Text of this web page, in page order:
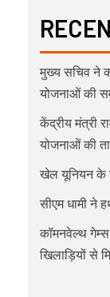
मुख्य सचिव ने
योजनाओं की
केंद्रीय मंत्री
योजनाओं की
खेल यूनियन के
सीएम धामी ने
कॉमनवेल्थ
खिलाड़ियों से